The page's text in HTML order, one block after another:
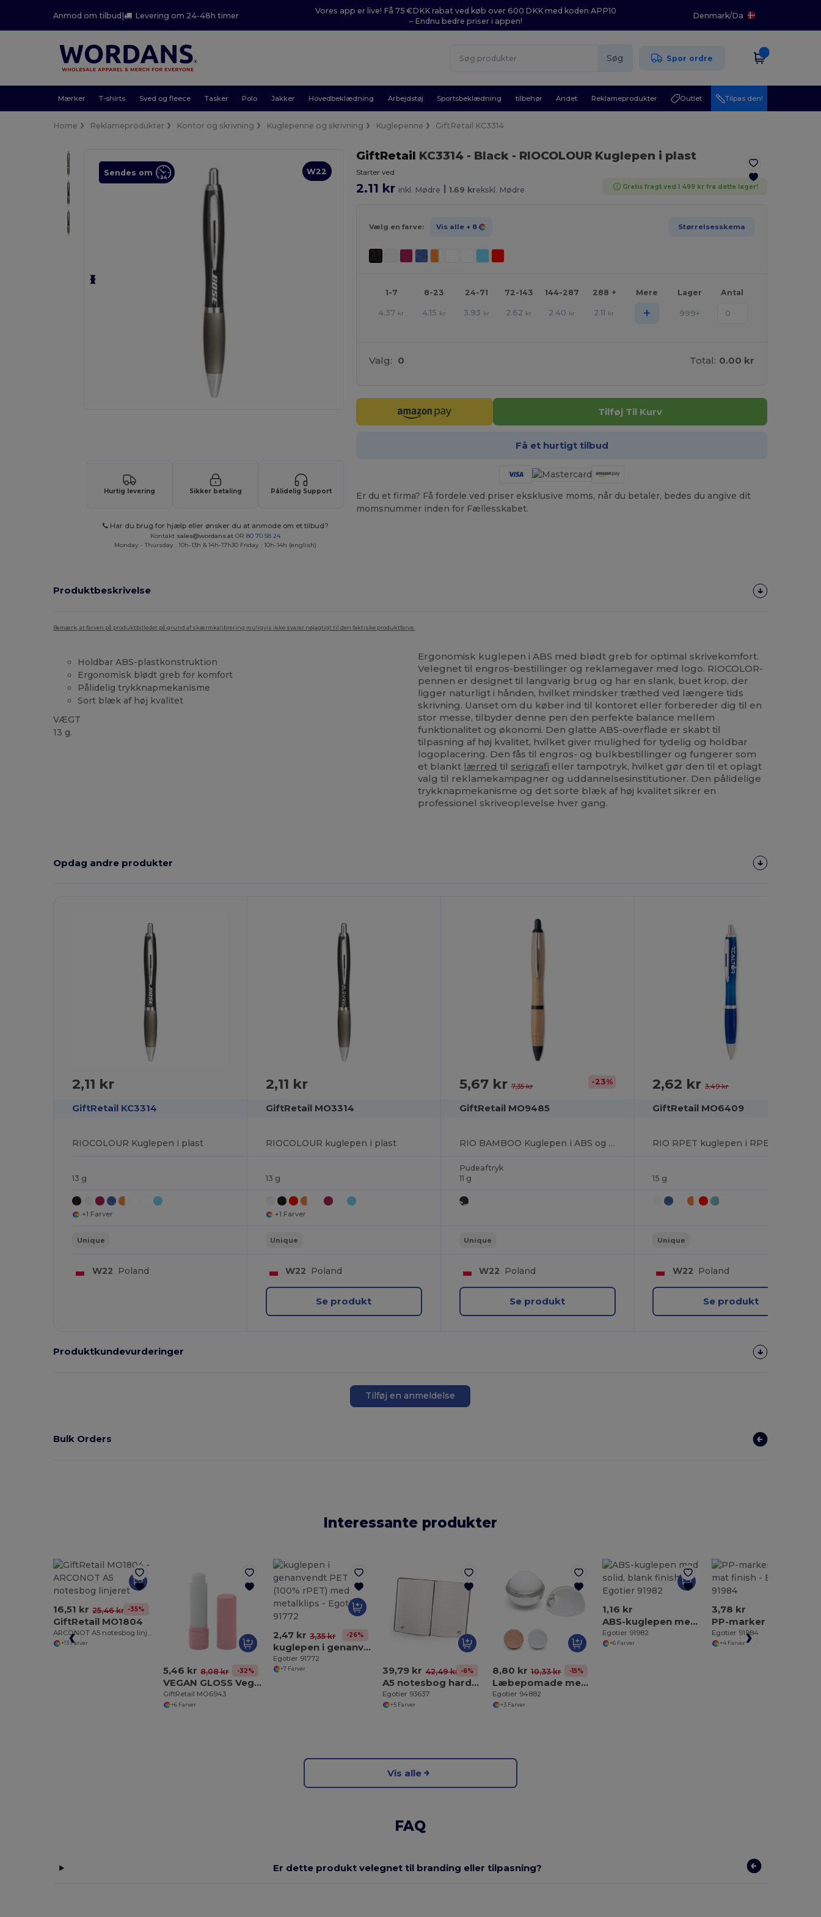
Anmod om tilbud| Levering om 24-48h timer
Vores app er live! Få 75 €DKK rabat ved køb over 600 DKK med koden APP10
– Endnu bedre priser i appen!
Denmark/Da
Søg Spor ordre
Mærker T-shirts Sved og fleece Tasker Polo Jakker Hovedbeklædning Arbejdstøj Sportsbeklædning tilbehør Andet Reklameprodukter Outlet Tilpas den!
Home Reklameprodukter Kontor og skrivning Kuglepenne og skrivning Kuglepenne GiftRetail KC3314
W22
Sendes om
Hurtig levering Sikker betaling Pålidelig Support
Har du brug for hjælp eller ønsker du at anmode om et tilbud?
Kontakt sales@wordans.at OR80 70 58 24
Monday - Thursday : 10h-13h & 14h-17h30 Friday : 10h-14h (english)
GiftRetail KC3314 - Black- RIOCOLOUR Kuglepen i plast
Starter ved
2.11 kr inkl. Mødre | 1.69 krekskl. Mødre Gratis fragt ved 1 499 kr fra dette lager!
Vælg en farve: Vis alle + 8 Størrelsesskema
1-7 8-23 24-71 72-143 144-287 288 + Mere Lager Antal
4.37 kr 4.15 kr 3.93 kr 2.62 kr 2.40 kr 2.11 kr + 999+
Valg: 0 Total: 0.00 kr
Tilføj Til Kurv
Få et hurtigt tilbud
Er du et firma? Få fordele ved priser eksklusive moms, når du betaler, bedes du angive dit
momsnummer inden for Fællesskabet.
Produktbeskrivelse
Bemærk, at farven på produktbilledet på grund af skærmkalibrering muligvis ikke svarer nøjagtigt til den faktiske produktfarve.
Holdbar ABS-plastkonstruktion
Ergonomisk blødt greb for komfort
Pålidelig trykknapmekanisme
Sort blæk af høj kvalitet
VÆGT
13 g.
Ergonomisk kuglepen i ABS med blødt greb for optimal skrivekomfort.
Velegnet til engros-bestillinger og reklamegaver med logo. RIOCOLOR-
pennen er designet til langvarig brug og har en slank, buet krop, der
ligger naturligt i hånden, hvilket mindsker træthed ved længere tids
skrivning. Uanset om du køber ind til kontoret eller forbereder dig til en
stor messe, tilbyder denne pen den perfekte balance mellem
funktionalitet og økonomi. Den glatte ABS-overflade er skabt til
tilpasning af høj kvalitet, hvilket giver mulighed for tydelig og holdbar
logoplacering. Den fås til engros- og bulkbestillinger og fungerer som
et blankt lærred til serigrafi eller tampotryk, hvilket gør den til et oplagt
valg til reklamekampagner og uddannelsesinstitutioner. Den pålidelige
trykknapmekanisme og det sorte blæk af høj kvalitet sikrer en
professionel skriveoplevelse hver gang.
Opdag andre produkter
2,11 kr
GiftRetail KC3314
RIOCOLOUR Kuglepen i plast
13 g
+1 Farver
Unique
W22 Poland
2,11 kr
GiftRetail MO3314
RIOCOLOUR kuglepen i plast
13 g
+1 Farver
Unique
W22 Poland
Se produkt
5,67 kr7,35 kr -23%
GiftRetail MO9485
RIO BAMBOO Kuglepen i ABS og bambus
Pudeaftryk
11 g
Unique
W22 Poland
Se produkt
2,62 kr3,49 kr
GiftRetail MO6409
RIO RPET kuglepen i RPET
15 g
Unique
W22 Poland
Se produkt
Produktkundevurderinger
Tilføj en anmeldelse
Bulk Orders
Interessante produkter
16,51 kr 25,46 kr -35%
GiftRetail MO1804
+13 Farver
5,46 kr 8,08 kr -32%
VEGAN GLOSS Vegansk læbepomade
GiftRetail MO6943
+6 Farver
2,47 kr 3,35 kr -26%
kuglepen i genanvendt PET (100% rPET) med metalklips
Egotier 91772
+7 Farver 39,79 kr 42,49 kr -6%
A5 notesbog hardcover i PU (35% genvundet) med linjeret sider 100 % genbrug
Egotier 93637
+5 Farver
8,80 kr 10,33 kr -15%
Læbepomade med sfærisk metallisk ABS emballage
Egotier 94882
+3 Farver
1,16 kr
ABS-kuglepen med solid, blank finish
Egotier 91982
+6 Farver
3,78 kr
Egotier 91984
+4 Farver
Vis alle
FAQ
Er dette produkt velegnet til branding eller tilpasning?